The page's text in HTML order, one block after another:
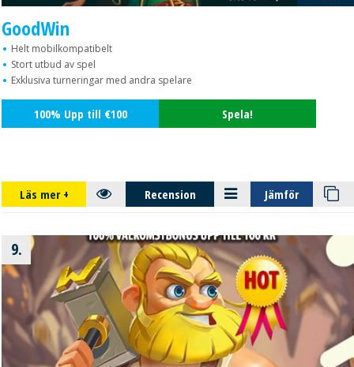
GoodWin
Helt mobilkompatibelt
Stort utbud av spel
Exklusiva turneringar med andra spelare
100% Upp till €100 Spela!
Läs mer+ Recension Jämför
9.